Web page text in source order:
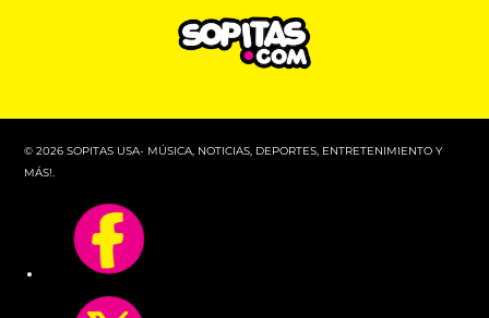
© 2026 SOPITAS USA- MÚSICA, NOTICIAS, DEPORTES, ENTRETENIMIENTO Y
MÁS!.